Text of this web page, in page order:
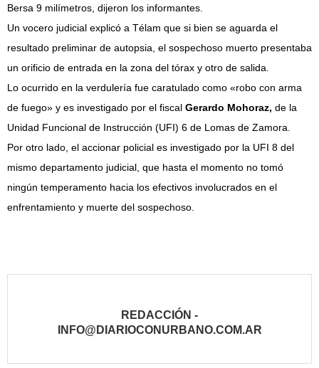
Bersa 9 milímetros, dijeron los informantes.
Un vocero judicial explicó a Télam que si bien se aguarda el
resultado preliminar de autopsia, el sospechoso muerto presentaba
un orificio de entrada en la zona del tórax y otro de salida.
Lo ocurrido en la verdulería fue caratulado como «robo con arma
de fuego» y es investigado por el fiscal Gerardo Mohoraz, de la
Unidad Funcional de Instrucción (UFI) 6 de Lomas de Zamora.
Por otro lado, el accionar policial es investigado por la UFI 8 del
mismo departamento judicial, que hasta el momento no tomó
ningún temperamento hacia los efectivos involucrados en el
enfrentamiento y muerte del sospechoso.
REDACCIÓN -
INFO@DIARIOCONURBANO.COM.AR